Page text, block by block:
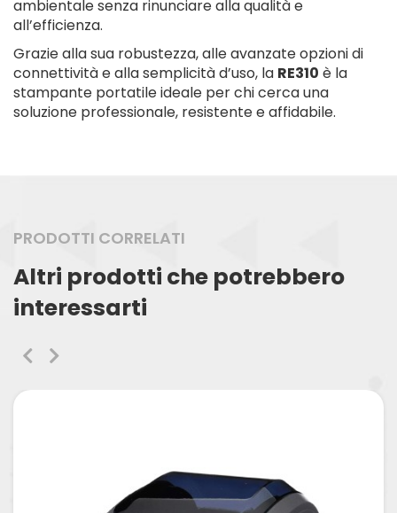
ambientale senza rinunciare alla qualità e
all’efficienza.
Grazie alla sua robustezza, alle avanzate opzioni di
connettività e alla semplicità d’uso, la RE310 è la
stampante portatile ideale per chi cerca una
soluzione professionale, resistente e affidabile.
PRODOTTI CORRELATI
Altri prodotti che potrebbero
interessarti